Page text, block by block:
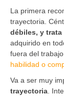
La primera
trayectoria.
débiles, y trata
adquirido en
fuera del
habilidad o
Va a ser muy
trayectoria .